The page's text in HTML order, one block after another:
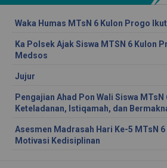
Waka Humas MTsN 6 Kulon Progo
Ka Polsek Ajak Siswa MTSN 6 Kulon
Medsos
Jujur
Pengajian Ahad Pon Wali Siswa
Keteladanan, Istiqamah, dan
Asesmen Madrasah Hari Ke-5 MTsN
Motivasi Kedisiplinan